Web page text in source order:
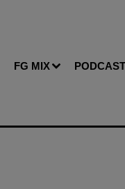
FG MIX